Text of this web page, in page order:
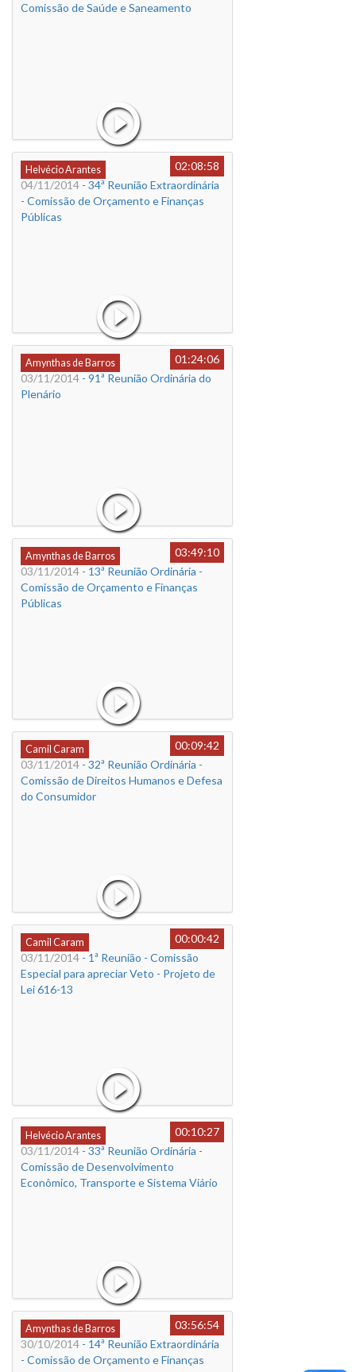
Comissão de Saúde e Saneamento
Helvécio Arantes
02:08:58
04/11/2014 - 34ª Reunião Extraordinária
- Comissão de Orçamento e Finanças
Públicas
Amynthas de Barros
01:24:06
03/11/2014 - 91ª Reunião Ordinária do
Plenário
Amynthas de Barros
03:49:10
03/11/2014 - 13ª Reunião Ordinária -
Comissão de Orçamento e Finanças
Públicas
Camil Caram
00:09:42
03/11/2014 - 32ª Reunião Ordinária -
Comissão de Direitos Humanos e Defesa
do Consumidor
Camil Caram
00:00:42
03/11/2014 - 1ª Reunião - Comissão
Especial para apreciar Veto - Projeto de
Lei 616-13
Helvécio Arantes
00:10:27
03/11/2014 - 33ª Reunião Ordinária -
Comissão de Desenvolvimento
Econômico, Transporte e Sistema Viário
Amynthas de Barros
03:56:54
30/10/2014 - 14ª Reunião Extraordinária
- Comissão de Orçamento e Finanças